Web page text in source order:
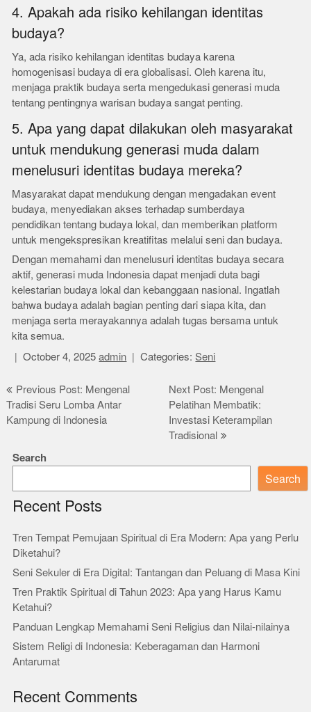
4. Apakah ada risiko kehilangan identitas
budaya?
Ya, ada risiko kehilangan identitas budaya karena
homogenisasi budaya di era globalisasi. Oleh karena itu,
menjaga praktik budaya serta mengedukasi generasi muda
tentang pentingnya warisan budaya sangat penting.
5. Apa yang dapat dilakukan oleh masyarakat
untuk mendukung generasi muda dalam
menelusuri identitas budaya mereka?
Masyarakat dapat mendukung dengan mengadakan event
budaya, menyediakan akses terhadap sumberdaya
pendidikan tentang budaya lokal, dan memberikan platform
untuk mengekspresikan kreatifitas melalui seni dan budaya.
Dengan memahami dan menelusuri identitas budaya secara
aktif, generasi muda Indonesia dapat menjadi duta bagi
kelestarian budaya lokal dan kebanggaan nasional. Ingatlah
bahwa budaya adalah bagian penting dari siapa kita, dan
menjaga serta merayakannya adalah tugas bersama untuk
kita semua.
October 4, 2025 admin Categories:Seni
Post
navigation
Previous Post: Mengenal
Tradisi Seru Lomba Antar
Kampung di Indonesia
Next Post: Mengenal
Pelatihan Membatik:
Investasi Keterampilan
Tradisional
Search
Search
Recent Posts
Tren Tempat Pemujaan Spiritual di Era Modern: Apa yang Perlu
Diketahui?
Seni Sekuler di Era Digital: Tantangan dan Peluang di Masa Kini
Tren Praktik Spiritual di Tahun 2023: Apa yang Harus Kamu
Ketahui?
Panduan Lengkap Memahami Seni Religius dan Nilai-nilainya
Sistem Religi di Indonesia: Keberagaman dan Harmoni
Antarumat
Recent Comments